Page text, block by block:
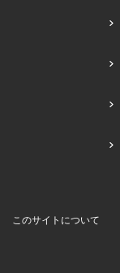
このサイトについて